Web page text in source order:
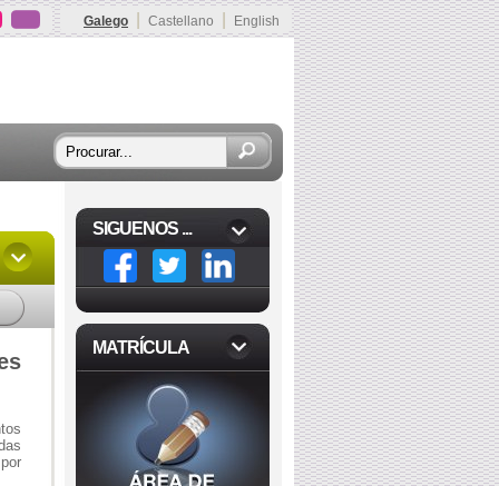
Galego Castellano English
SIGUENOS ...
MATRÍCULA